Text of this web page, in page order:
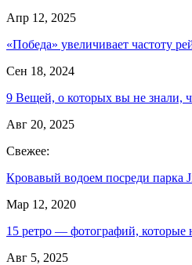
Апр 12, 2025
«Победа» увеличивает частоту
Сен 18, 2024
9 Вещей, о которых вы не знали,
Авг 20, 2025
Свежее:
Кровавый водоем посреди парка
Мар 12, 2020
15 ретро — фотографий, которые
Авг 5, 2025